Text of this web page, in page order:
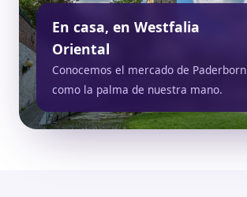
En casa, en Westfalia
Oriental
Conocemos el mercado de Paderborn
como la palma de nuestra mano.